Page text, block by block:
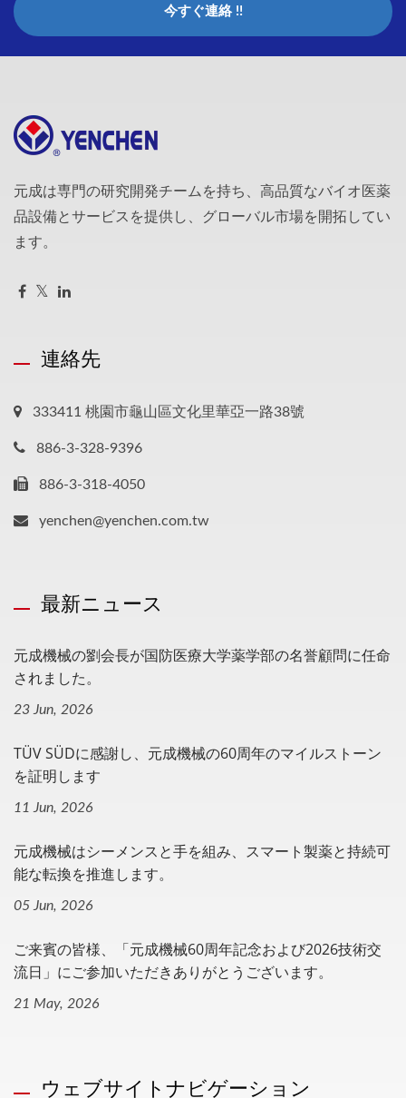
今すぐ連絡 !!
元成は専門の研究開発チームを持ち、高品質なバイオ医薬
品設備とサービスを提供し、グローバル市場を開拓してい
ます。
連絡先
333411 桃園市龜山區文化里華亞一路38號
886-3-328-9396
886-3-318-4050
yenchen@yenchen.com.tw
最新ニュース
元成機械の劉会長が国防医療大学薬学部の名誉顧問に任命
されました。
23 Jun, 2026
TÜV SÜDに感謝し、元成機械の60周年のマイルストーン
を証明します
11 Jun, 2026
元成機械はシーメンスと手を組み、スマート製薬と持続可
能な転換を推進します。
05 Jun, 2026
ご来賓の皆様、「元成機械60周年記念および2026技術交
流日」にご参加いただきありがとうございます。
21 May, 2026
ウェブサイトナビゲーション